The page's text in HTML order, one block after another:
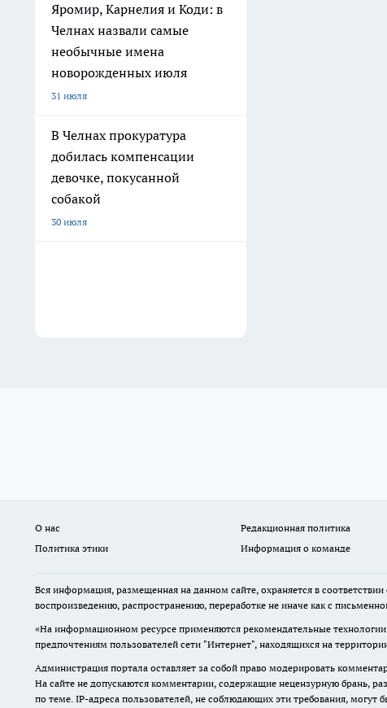
Яромир, Карнелия и Коди: в
Челнах назвали самые
необычные имена
новорожденных июля
31 июля
В Челнах прокуратура
добилась компенсации
девочке, покусанной
собакой
30 июля
О нас Редакционная политика
Политика этики
Информация о команде
Вся информация, размещенная на данном сайте, охраняется в
воспроизведению, распространению, переработке не иначе как с
«На информационном ресурсе применяются рекомендательные
предпочтениям пользователей сети "Интернет", находящихся на
Администрация портала оставляет за собой право модерировать
На сайте не допускаются комментарии, содержащие нецензурную брань,
по теме. IP-адреса пользователей, не соблюдающих эти требования,